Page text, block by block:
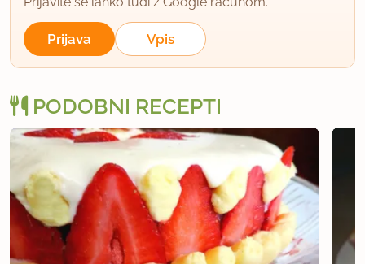
6.4.2004 ob 10:43
uporabno
doloreska
član od 2008 5 sporočil
7.2.2011 ob 14:50
Pecivo je odlično in enostavno za pripravo.
Prijava Vpis
PODOBNI RECEPTI